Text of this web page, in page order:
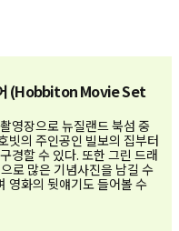
(Hobbiton Movie Set
영장으로 뉴질랜드 북섬 중
빗의 주인공인 빌보의 집부터
경할 수 있다. 또한 그린 드래
로 많은 기념사진을 남길 수
영화의 뒷얘기도 들어볼 수